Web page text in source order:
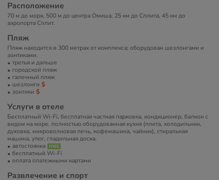
Расположение
70 м до моря, 500 м до центра Омиша, 25 км до Сплита, 45 км до
аэропорта Сплит.
Пляж
Пляж находится в 300 метрах от комплекса; оборудован шезлонгами и
зонтиками.
третья и дальше
городской пляж
галечный пляж
шезлонги
зонтики
Услуги в отеле
Бесплатный Wi-Fi, бесплатная частная парковка, кондиционер, балкон с
видом на море, полностью оборудованная кухня (плита, холодильник,
духовка, микроволновая печь, кофемашина, чайник), стиральная
машина, утюг, гладильная доска.
автостоянка
бесплатный Wi-Fi
оплата платежными картами
Развлечение и спорт